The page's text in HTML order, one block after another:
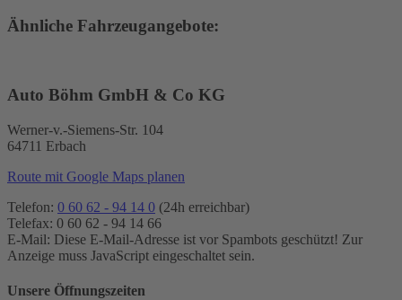
Ähnliche Fahrzeugangebote:
Auto Böhm GmbH & Co KG
Werner-v.-Siemens-Str. 104
64711 Erbach
Route mit Google Maps planen
Telefon: 0 60 62 - 94 14 0 (24h erreichbar)
Telefax: 0 60 62 - 94 14 66
E-Mail: Diese E-Mail-Adresse ist vor Spambots geschützt! Zur
Anzeige muss JavaScript eingeschaltet sein.
Unsere Öffnungszeiten